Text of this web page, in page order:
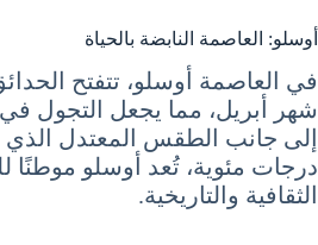
أوسلو: العاصمة النابضة بالحياة
في العاصمة أوسلو، تتفتح
شهر أبريل، مما يجعل التجول في
درجات مئوية، تُعد أوسلو موطنًا
الثقافية والتاريخية.